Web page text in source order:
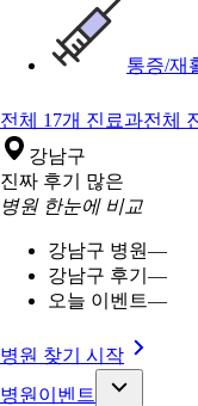
통증/재
전체 17개 진료과전체
강남구
진짜 후기 많은
병원 한눈에 비교
강남구 병원—
강남구 후기 —
오늘 이벤트—
병원 찾기 시작
병원이벤트